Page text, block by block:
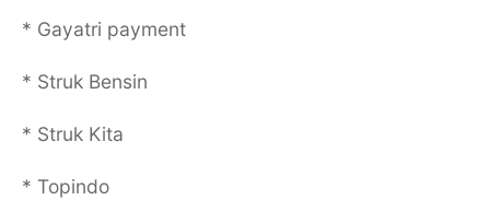
* Gayatri payment
* Struk Bensin
* Struk Kita
* Topindo